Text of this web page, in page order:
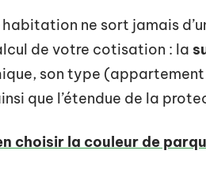
ne sort jamais
de votre cotisation : la
son type
que l’étendue de la
choisir la couleur de